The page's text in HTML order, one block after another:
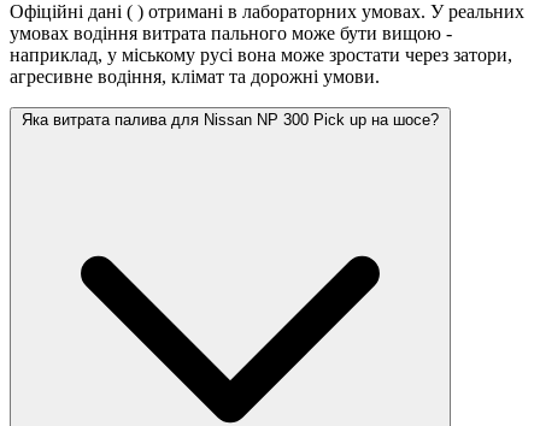
Офіційні дані ( ) отримані в лабораторних умовах. У реальних
умовах водіння витрата пального може бути вищою -
наприклад, у міському русі вона може зростати через затори,
агресивне водіння, клімат та дорожні умови.
Яка витрата палива для Nissan NP 300 Pick up на шосе?